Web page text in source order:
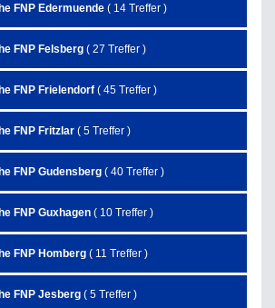
FNP Edermuende ( 14 Treffer )
FNP Felsberg ( 27 Treffer )
FNP Frielendorf ( 45 Treffer )
FNP Fritzlar ( 5 Treffer )
FNP Gudensberg ( 40 Treffer )
FNP Guxhagen ( 10 Treffer )
FNP Homberg ( 11 Treffer )
FNP Jesberg ( 5 Treffer )